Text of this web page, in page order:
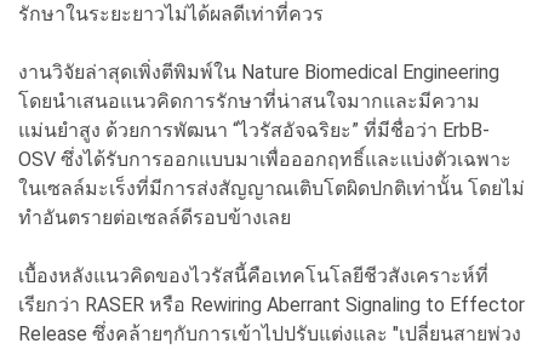
รักษาในระยะยาวไม่ได้ผลดีเท่าที่ควร
งานวิจัยล่าสุดเพิ่งตีพิมพ์ใน Nature Biomedical Engineering
โดยนำเสนอแนวคิดการรักษาที่น่าสนใจมากและมีความ
แม่นยำสูง ด้วยการพัฒนา “ไวรัสอัจฉริยะ” ที่มีชื่อว่า ErbB-
OSV ซึ่งได้รับการออกแบบมาเพื่อออกฤทธิ์และแบ่งตัวเฉพาะ
ในเซลล์มะเร็งที่มีการส่งสัญญาณเติบโตผิดปกติเท่านั้น โดยไม่
ทำอันตรายต่อเซลล์ดีรอบข้างเลย
เบื้องหลังแนวคิดของไวรัสนี้คือเทคโนโลยีชีวสังเคราะห์ที่
เรียกว่า RASER หรือ Rewiring Aberrant Signaling to Effector
Release ซึ่งคล้ายๆกับการเข้าไปปรับแต่งและ "เปลี่ยนสายพ่วง